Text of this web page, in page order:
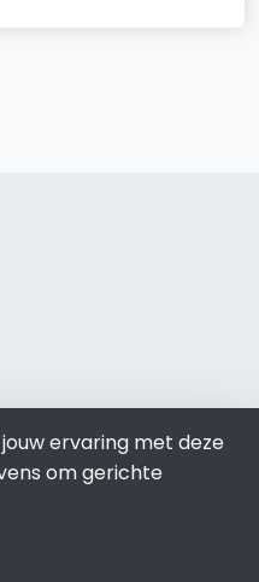
ervaring met deze
om gerichte